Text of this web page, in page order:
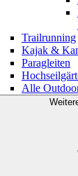
Trailrunning
Kajak &
Paragleiten
Alle